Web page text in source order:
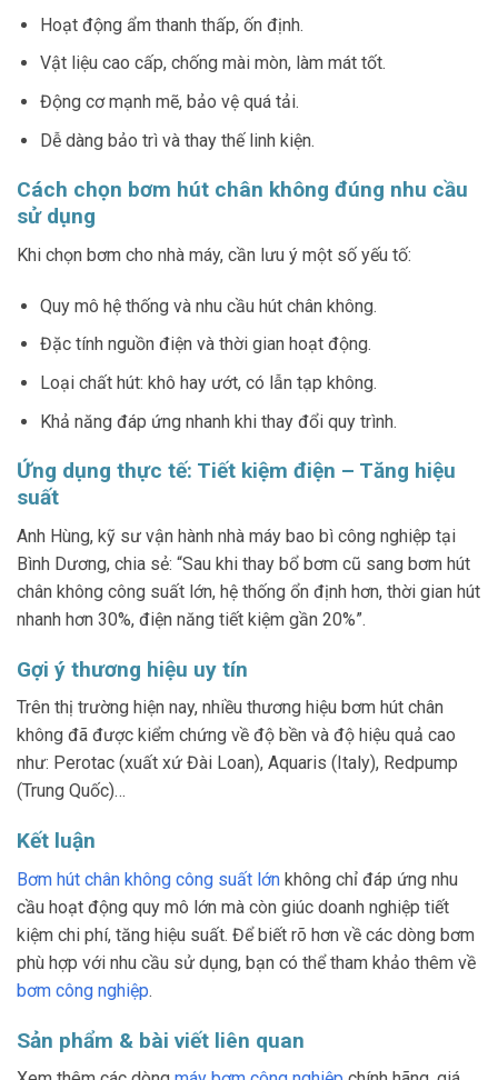
Hoạt động ẩm thanh thấp, ốn định.
Vật liệu cao cấp, chống mài mòn, làm mát tốt.
Động cơ mạnh mẽ, bảo vệ quá tải.
Dễ dàng bảo trì và thay thế linh kiện.
Cách chọn bơm hút chân không đúng nhu cầu
sử dụng
Khi chọn bơm cho nhà máy, cần lưu ý một số yếu tố:
Quy mô hệ thống và nhu cầu hút chân không.
Đặc tính nguồn điện và thời gian hoạt động.
Loại chất hút: khô hay ướt, có lẫn tạp không.
Khả năng đáp ứng nhanh khi thay đổi quy trình.
Ứng dụng thực tế: Tiết kiệm điện – Tăng hiệu
suất
Anh Hùng, kỹ sư vận hành nhà máy bao bì công nghiệp tại
Bình Dương, chia sẻ: “Sau khi thay bổ bơm cũ sang bơm hút
chân không công suất lớn, hệ thống ổn định hơn, thời gian hút
nhanh hơn 30%, điện năng tiết kiệm gần 20%”.
Gợi ý thương hiệu uy tín
Trên thị trường hiện nay, nhiều thương hiệu bơm hút chân
không đã được kiểm chứng về độ bền và độ hiệu quả cao
như: Perotac (xuất xứ Đài Loan), Aquaris (Italy), Redpump
(Trung Quốc)…
Kết luận
Bơm hút chân không công suất lớn không chỉ đáp ứng nhu
cầu hoạt động quy mô lớn mà còn giúc doanh nghiệp tiết
kiệm chi phí, tăng hiệu suất. Để biết rõ hơn về các dòng bơm
phù hợp với nhu cầu sử dụng, bạn có thể tham khảo thêm về
bơm công nghiệp.
Sản phẩm & bài viết liên quan